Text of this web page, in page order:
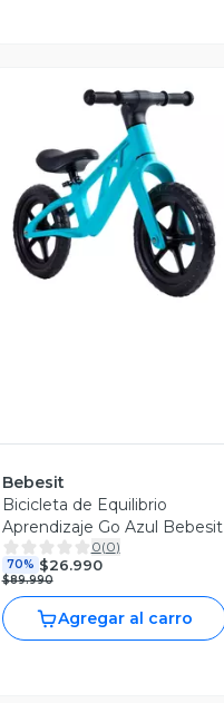
Vista Previa
Bebesit
Bicicleta de Equilibrio
Aprendizaje Go Azul Bebesit
0(0)
70% $26.990
$89.990
Agregar al carro